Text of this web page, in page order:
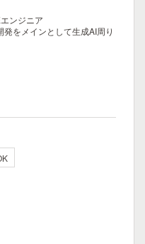
ンジニア
発をメインとして生成AI周り